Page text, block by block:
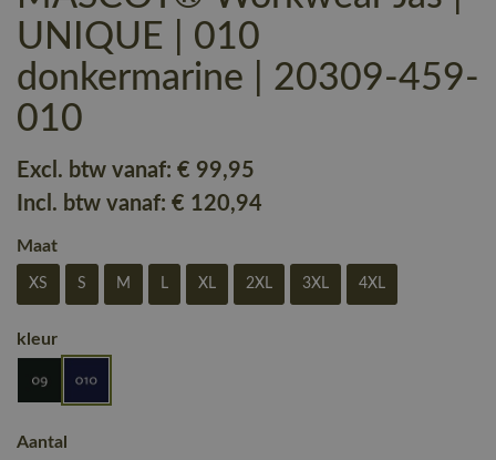
UNIQUE | 010
donkermarine | 20309-459-
010
Excl. btw vanaf: € 99,95
Incl. btw vanaf: € 120,94
Maat
XS S M L XL 2XL 3XL 4XL
kleur
Aantal